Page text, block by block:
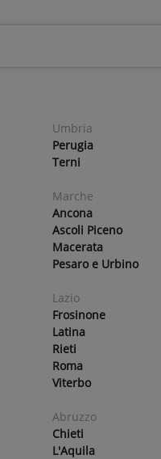
Umbria
Perugia
Terni
Marche
Ancona
Ascoli Piceno
Macerata
Pesaro e Urbino
Lazio
Frosinone
Latina
Rieti
Roma
Viterbo
Abruzzo
Chieti
L'Aquila